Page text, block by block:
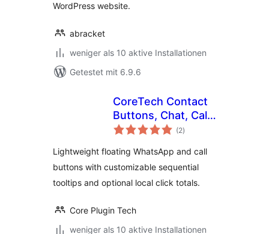
WordPress website.
abracket
weniger als 10 aktive Installationen
Getestet mit 6.9.6
CoreTech Contact
Buttons, Chat, Calls
& Tracking
(2Bewertungen
insgesamt
)
Lightweight floating WhatsApp and call
buttons with customizable sequential
tooltips and optional local click totals.
Core Plugin Tech
weniger als 10 aktive Installationen